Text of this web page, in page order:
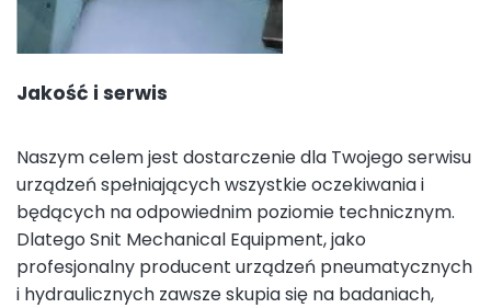
Jakość i serwis
Naszym celem jest dostarczenie dla Twojego serwisu
urządzeń spełniających wszystkie oczekiwania i
będących na odpowiednim poziomie technicznym.
Dlatego Snit Mechanical Equipment, jako
profesjonalny producent urządzeń pneumatycznych
i hydraulicznych zawsze skupia się na badaniach,